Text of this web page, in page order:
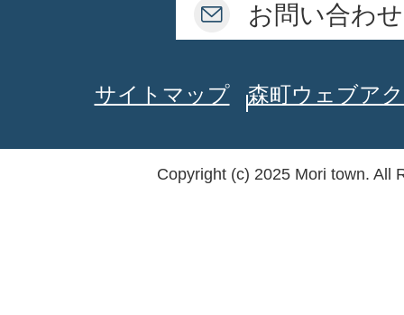
お問い合わせ
サイトマップ 森町ウェブア
Copyright (c) 2025 Mori town. All